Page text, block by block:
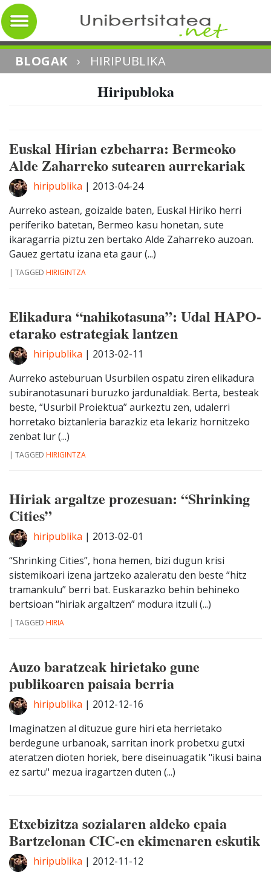
BLOGAK › HIRIPUBLIKA
Hiripubloka
Euskal Hirian ezbeharra: Bermeoko
Alde Zaharreko sutearen aurrekariak
hiripublika | 2013-04-24
Aurreko astean, goizalde baten, Euskal Hiriko herri
periferiko batetan, Bermeo kasu honetan, sute
ikaragarria piztu zen bertako Alde Zaharreko auzoan.
Gauez gertatu izana eta gaur (...)
| TAGGED HIRIGINTZA
Elikadura “nahikotasuna”: Udal HAPO-
etarako estrategiak lantzen
hiripublika | 2013-02-11
Aurreko asteburuan Usurbilen ospatu ziren elikadura
subiranotasunari buruzko jardunaldiak. Berta, besteak
beste, “Usurbil Proiektua” aurkeztu zen, udalerri
horretako biztanleria barazkiz eta lekariz hornitzeko
zenbat lur (...)
| TAGGED HIRIGINTZA
Hiriak argaltze prozesuan: “Shrinking
Cities”
hiripublika | 2013-02-01
“Shrinking Cities”, hona hemen, bizi dugun krisi
sistemikoari izena jartzeko azaleratu den beste “hitz
tramankulu” berri bat. Euskarazko behin behineko
bertsioan “hiriak argaltzen” modura itzuli (...)
| TAGGED HIRIA
Auzo baratzeak hirietako gune
publikoaren paisaia berria
hiripublika | 2012-12-16
Imaginatzen al dituzue gure hiri eta herrietako
berdegune urbanoak, sarritan inork probetxu gutxi
ateratzen dioten horiek, bere diseinuagatik "ikusi baina
ez sartu" mezua iragartzen duten (...)
Etxebizitza sozialaren aldeko epaia
Bartzelonan CIC-en ekimenaren eskutik
hiripublika | 2012-11-12